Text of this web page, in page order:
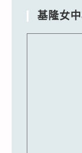
基隆女